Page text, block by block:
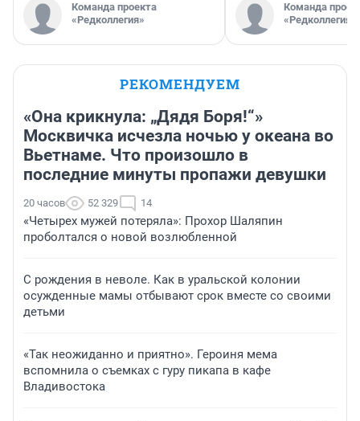
Команда проекта
«Редколлегия»
Команда
«Редколлегия»
РЕКОМЕНДУЕМ
«Она крикнула: „Дядя Боря!“»
Москвичка исчезла ночью у океана во
Вьетнаме. Что произошло в
последние минуты пропажи девушки
20 часов 52 329 14
«Четырех мужей потеряла»: Прохор Шаляпин
проболтался о новой возлюбленной
С рождения в неволе. Как в уральской колонии
осужденные мамы отбывают срок вместе со своими
детьми
«Так неожиданно и приятно». Героиня мема
вспомнила о съемках с гуру пикапа в кафе
Владивостока